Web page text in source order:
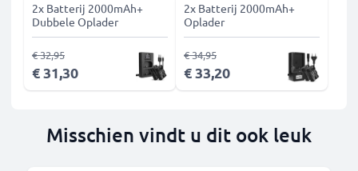
2x Batterij 2000mAh+
Dubbele Oplader
€ 31,30
€ 32,95
2x Batterij 2000mAh+
Oplader
€ 33,20
€ 34,95
Misschien vindt u dit ook leuk